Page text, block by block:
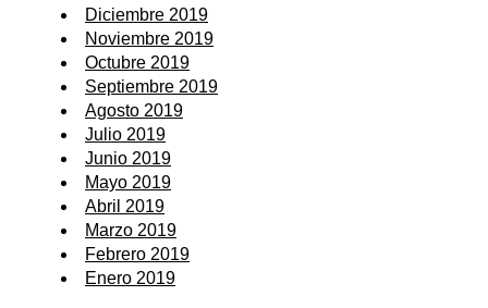
Diciembre 2019
Noviembre 2019
Octubre 2019
Septiembre 2019
Agosto 2019
Julio 2019
Junio 2019
Mayo 2019
Abril 2019
Marzo 2019
Febrero 2019
Enero 2019